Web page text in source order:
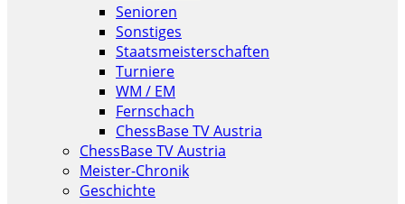
Senioren
Sonstiges
Staatsmeisterschaften
Turniere
WM / EM
Fernschach
ChessBase TV Austria
ChessBase TV Austria
Meister-Chronik
Geschichte